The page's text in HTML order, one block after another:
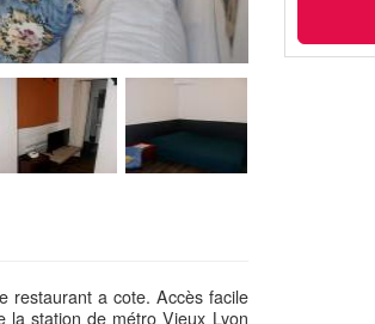
restaurant a cote. Accès facile
la station de métro Vieux Lyon